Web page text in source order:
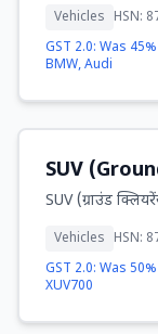
Vehicles
HSN:
GST 2.0: Was
BMW, Audi
SUV
SUV (ग्राउंड
Vehicles
HSN:
GST 2.0: Was
XUV700